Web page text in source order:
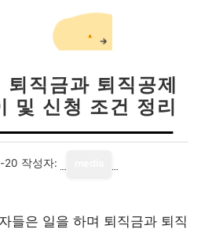
직금과 퇴직공제
및 신청 조건 정리
20 작성자:
들은 일을 하며 퇴직금과 퇴직